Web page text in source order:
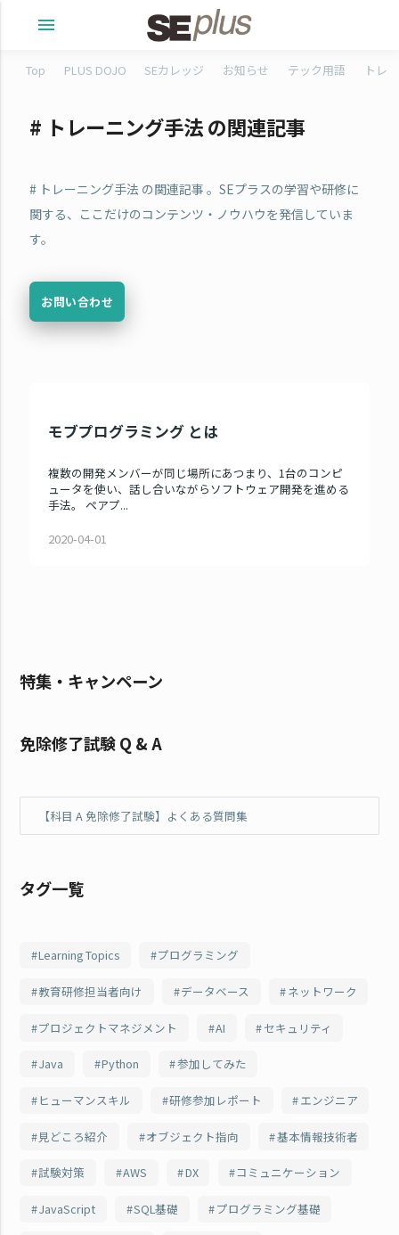
menu
Top PLUS DOJO SEカレッジ お知らせ テック用語 トレ
# トレーニング手法 の関連記事
# トレーニング手法 の関連記事 。SEプラスの学習や研修に
関する、ここだけのコンテンツ・ノウハウを発信していま
す。
お問い合わせ
モブプログラミング とは
複数の開発メンバーが同じ場所にあつまり、1台のコンピ
ュータを使い、話し合いながらソフトウェア開発を進める
手法。 ペアプ...
2020-04-01
特集・キャンペーン
免除修了試験 Q & A
【科目 A 免除修了試験】よくある質問集
タグ一覧
Learning Topics プログラミング
教育研修担当者向け データベース ネットワーク
プロジェクトマネジメント AI セキュリティ
Java Python 参加してみた
ヒューマンスキル 研修参加レポート エンジニア
見どころ紹介 オブジェクト指向 基本情報技術者
試験対策 AWS DX コミュニケーション
JavaScript SQL基礎 プログラミング基礎